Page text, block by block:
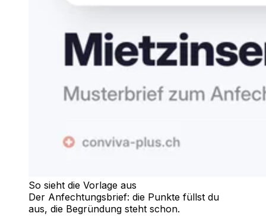
So sieht die Vorlage aus
Der Anfechtungsbrief: die Punkte füllst du
aus, die Begründung steht schon.